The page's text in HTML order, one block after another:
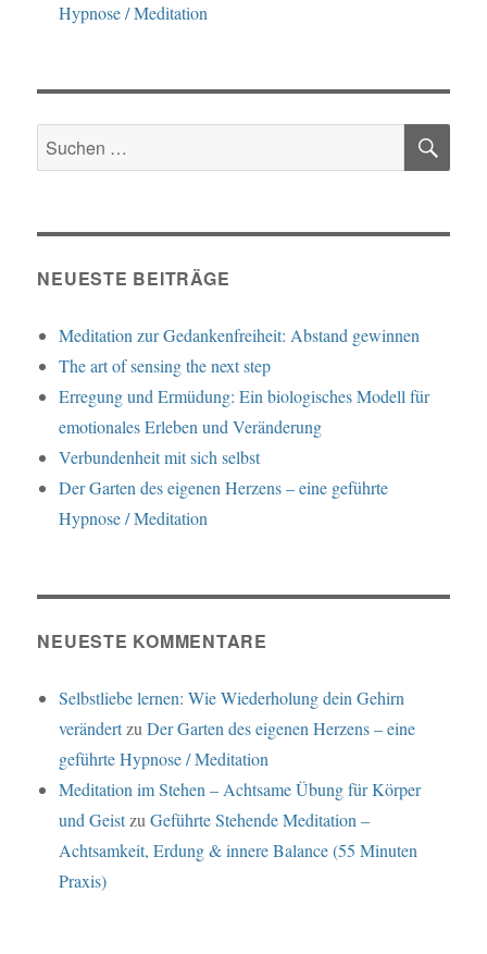
Hypnose / Meditation
Suche
nach:
NEUESTE BEITRÄGE
Meditation zur Gedankenfreiheit: Abstand gewinnen
The art of sensing the next step
Erregung und Ermüdung: Ein biologisches Modell für
emotionales Erleben und Veränderung
Verbundenheit mit sich selbst
Der Garten des eigenen Herzens – eine geführte
Hypnose / Meditation
NEUESTE KOMMENTARE
Selbstliebe lernen: Wie Wiederholung dein Gehirn
verändertzuDer Garten des eigenen Herzens – eine
geführte Hypnose / Meditation
Meditation im Stehen – Achtsame Übung für Körper
und GeistzuGeführte Stehende Meditation –
Achtsamkeit, Erdung & innere Balance (55 Minuten
Praxis)